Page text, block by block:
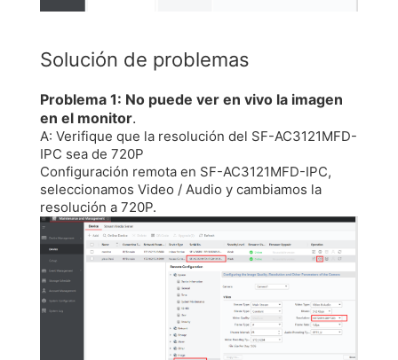
Solución de problemas
Problema 1: No puede ver en vivo la imagen
en el monitor.
A: Verifique que la resolución del SF-AC3121MFD-
IPC sea de 720P
Configuración remota en SF-AC3121MFD-IPC,
seleccionamos Video / Audio y cambiamos la
resolución a 720P.